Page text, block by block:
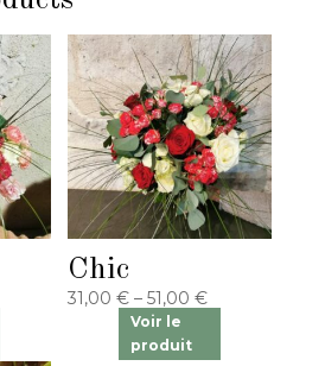
Chic
31,00€ –51,00€